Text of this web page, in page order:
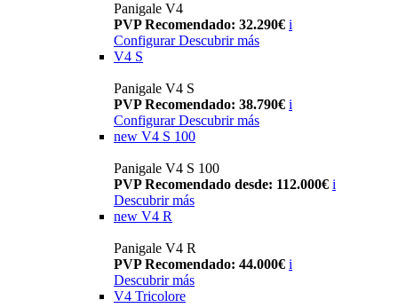
Panigale V4
PVP Recomendado: 32.290€ i
Configurar Descubrir más
V4 S
Panigale V4 S
PVP Recomendado: 38.790€ i
Configurar Descubrir más
new V4 S 100
Panigale V4 S 100
PVP Recomendado desde: 112.000€ i
Descubrir más
new V4 R
Panigale V4 R
PVP Recomendado: 44.000€ i
Descubrir más
V4 Tricolore